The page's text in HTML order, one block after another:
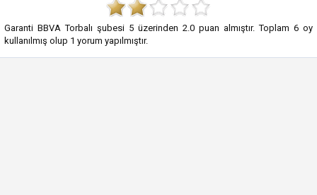
Garanti BBVA Torbalı şubesi 5 üzerinden 2.0 puan almıştır. Toplam 6 oy
kullanılmış olup 1 yorum yapılmıştır.